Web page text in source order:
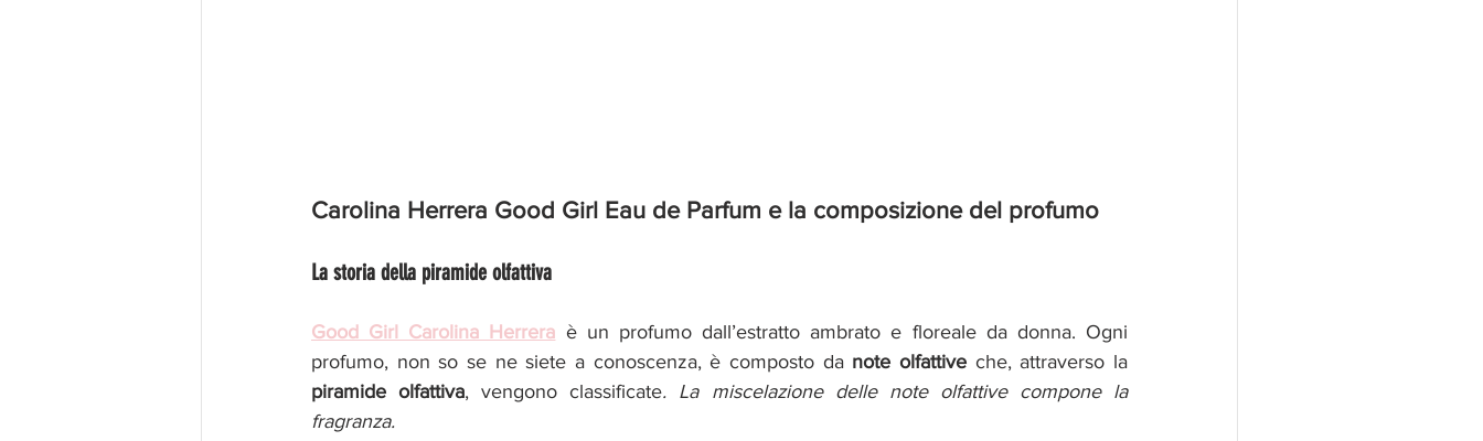
Carolina Herrera Good Girl Eau de Parfum e la composizione del profumo
La storia della piramide olfattiva
Good Girl Carolina Herrera è un profumo dall’estratto ambrato e floreale da donna. Ogni
profumo, non so se ne siete a conoscenza, è composto da note olfattive
piramide olfattiva, vengono classificate. La miscelazione delle note olfattive compone la
fragranza.